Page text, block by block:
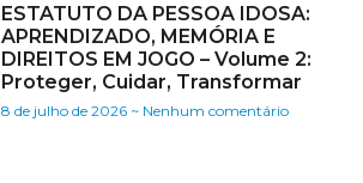
ESTATUTO DA PESSOA IDOSA:
APRENDIZADO, MEMÓRIA E
DIREITOS EM JOGO – Volume 2:
Proteger, Cuidar, Transformar
8 de julho de 2026 Nenhum comentário